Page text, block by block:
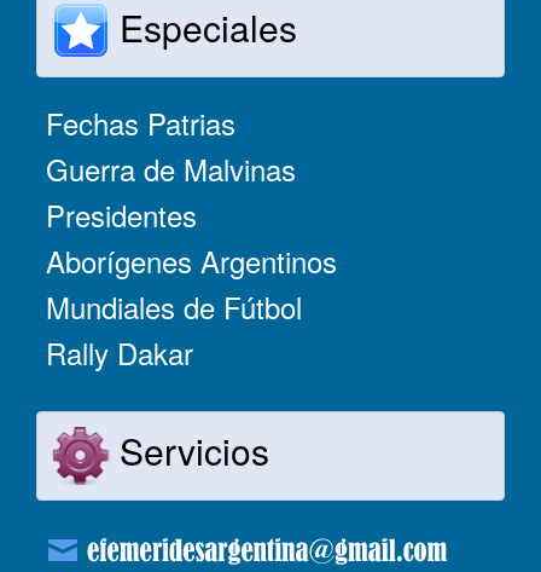
Especiales
Fechas Patrias
Guerra de Malvinas
Presidentes
Aborígenes Argentinos
Mundiales de Fútbol
Rally Dakar
Servicios